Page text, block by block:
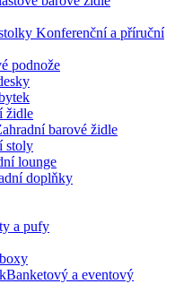
Konferenční a příruční
podnože
židle
barové židle
stoly
lounge
doplňky
a pufy
Banketový a eventový